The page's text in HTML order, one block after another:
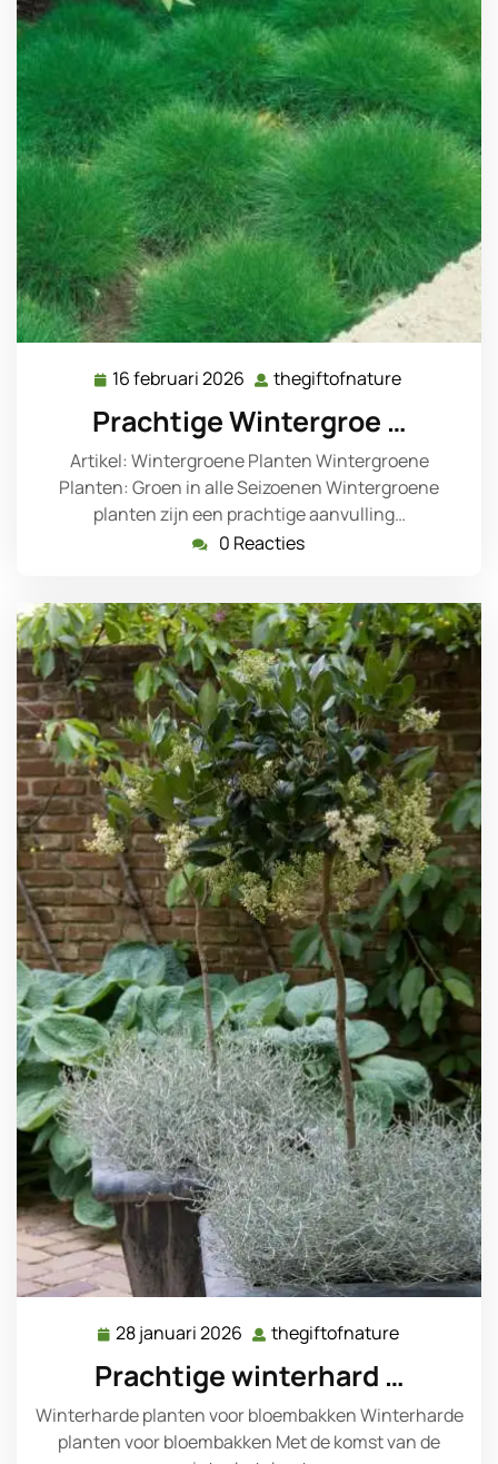
16 februari 2026 16
februari
2026
thegiftofnature
Prachtige Wintergroe …
Artikel: Wintergroene Planten Wintergroene
Planten: Groen in alle Seizoenen Wintergroene
planten zijn een prachtige aanvulling…
0 Reacties
28 januari 2026 28
januari
2026
thegiftofnature
Prachtige winterhard …
Winterharde planten voor bloembakken Winterharde
planten voor bloembakken Met de komst van de